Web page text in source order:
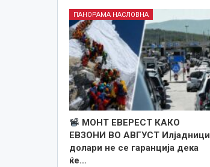
ПАНОРАМА НАСЛОВНА
МОНТ ЕВЕРЕСТ КАКО
ЕВЗОНИ ВО АВГУСТ Илјадници
долари не се гаранција дека
ќе…